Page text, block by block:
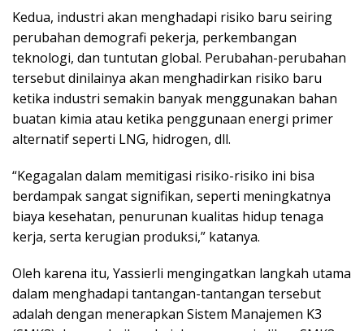
Kedua, industri akan menghadapi risiko baru seiring
perubahan demografi pekerja, perkembangan
teknologi, dan tuntutan global. Perubahan-perubahan
tersebut dinilainya akan menghadirkan risiko baru
ketika industri semakin banyak menggunakan bahan
buatan kimia atau ketika penggunaan energi primer
alternatif seperti LNG, hidrogen, dll.
“Kegagalan dalam memitigasi risiko-risiko ini bisa
berdampak sangat signifikan, seperti meningkatnya
biaya kesehatan, penurunan kualitas hidup tenaga
kerja, serta kerugian produksi,” katanya.
Oleh karena itu, Yassierli mengingatkan langkah utama
dalam menghadapi tantangan-tantangan tersebut
adalah dengan menerapkan Sistem Manajemen K3